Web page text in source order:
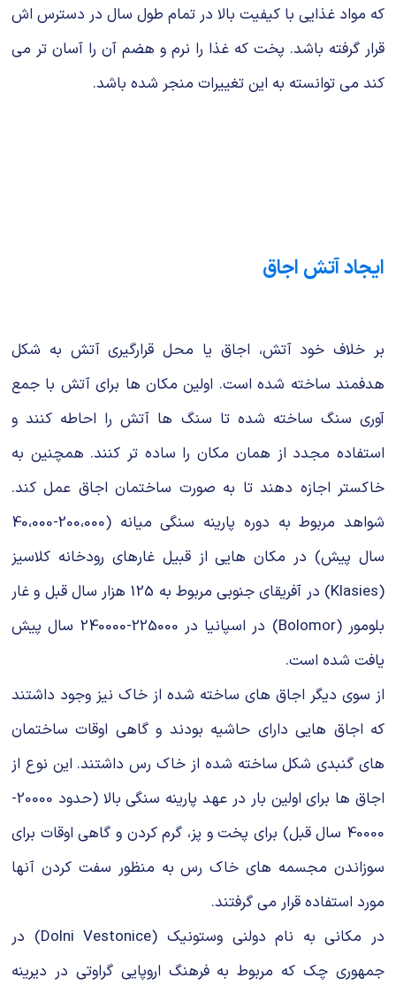
که مواد غذایی با کیفیت بالا در تمام طول سال در دسترس اش
قرار گرفته باشد. پخت که غذا را نرم و هضم آن را آسان تر می
کند می توانسته به این تغییرات منجر شده باشد.
ایجاد آتش اجاق
بر خلاف خود آتش، اجاق یا محل قرارگیری آتش به شکل
هدفمند ساخته شده است. اولین مکان ها برای آتش با جمع
آوری سنگ ساخته شده تا سنگ ها آتش را احاطه کنند و
استفاده مجدد از همان مکان را ساده تر کنند. همچنین به
خاکستر اجازه دهند تا به صورت ساختمان اجاق عمل کند.
شواهد مربوط به دوره پارینه سنگی میانه (200،000-40،000
سال پیش) در مکان هایی از قبیل غارهای رودخانه کلاسیز
(Klasies) در آفریقای جنوبی مربوط به 125 هزار سال قبل و غار
بلومور (Bolomor) در اسپانیا در 225000-240000 سال پیش
یافت شده است.
از سوی دیگر اجاق های ساخته شده از خاک نیز وجود داشتند
که اجاق هایی دارای حاشیه بودند و گاهی اوقات ساختمان
های گنبدی شکل ساخته شده از خاک رس داشتند. این نوع از
اجاق ها برای اولین بار در عهد پارینه سنگی بالا (حدود 20000-
40000 سال قبل) برای پخت و پز، گرم کردن و گاهی اوقات برای
سوزاندن مجسمه های خاک رس به منظور سفت کردن آنها
مورد استفاده قرار می گرفتند.
در مکانی به نام دولنی وستونیک (Dolni Vestonice) در
جمهوری چک که مربوط به فرهنگ اروپایی گراوتی در دیرینه